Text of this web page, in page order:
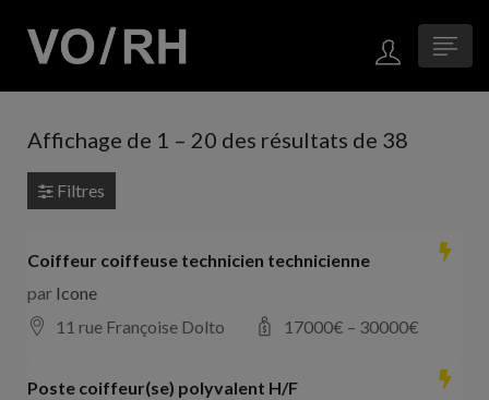
Affichage de 1 – 20 des résultats de 38
Filtres
Coiffeur coiffeuse technicien technicienne
par Icone
11 rue Françoise Dolto
17000€ – 30000€
Poste coiffeur(se) polyvalent H/F